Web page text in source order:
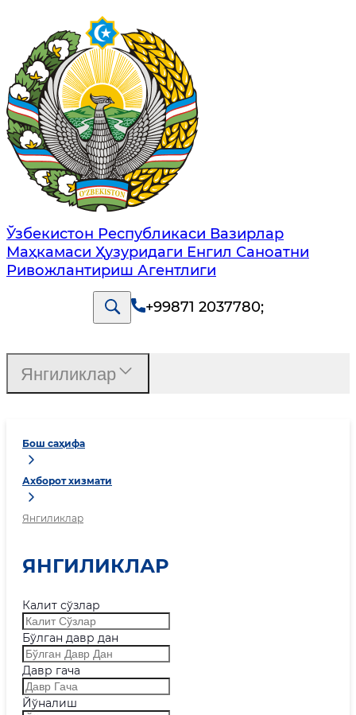
Ўзбекистон Республикаси Вазирлар
Маҳкамаси Ҳузуридаги Енгил Саноатни
Ривожлантириш Агентлиги
+99871 2037780;
Бош саҳифа
Ахборот хизмати
Янгиликлар
ЯНГИЛИКЛАР
Калит сўзлар
Бўлган давр дан
Давр гача
Йўналиш
Янгиликлар